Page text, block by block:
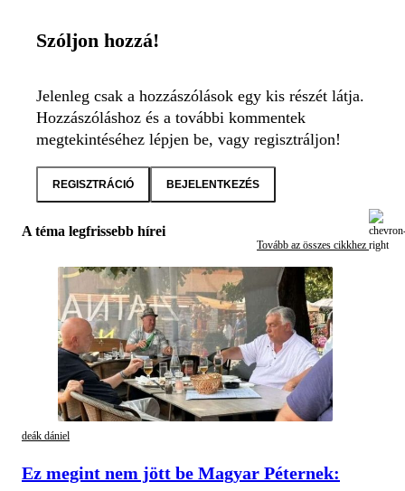
Szóljon hozzá!
Jelenleg csak a hozzászólások egy kis részét látja.
Hozzászóláshoz és a további kommentek
megtekintéséhez lépjen be, vagy regisztráljon!
REGISZTRÁCIÓ BEJELENTKEZÉS
A téma legfrissebb hírei
Tovább az összes cikkhez
deák dániel
Ez megint nem jött be Magyar Péternek: